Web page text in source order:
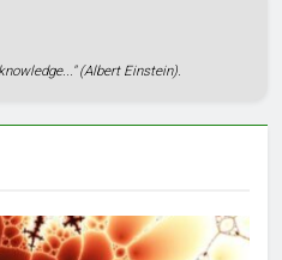
(Albert Einstein).